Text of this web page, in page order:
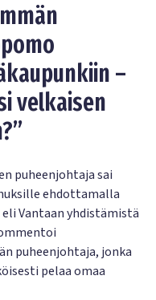
–
velkaisen
puheenjohtaja sai
ehdottamalla
Vantaan yhdistämistä
puheenjohtaja, jonka
pelaa omaa